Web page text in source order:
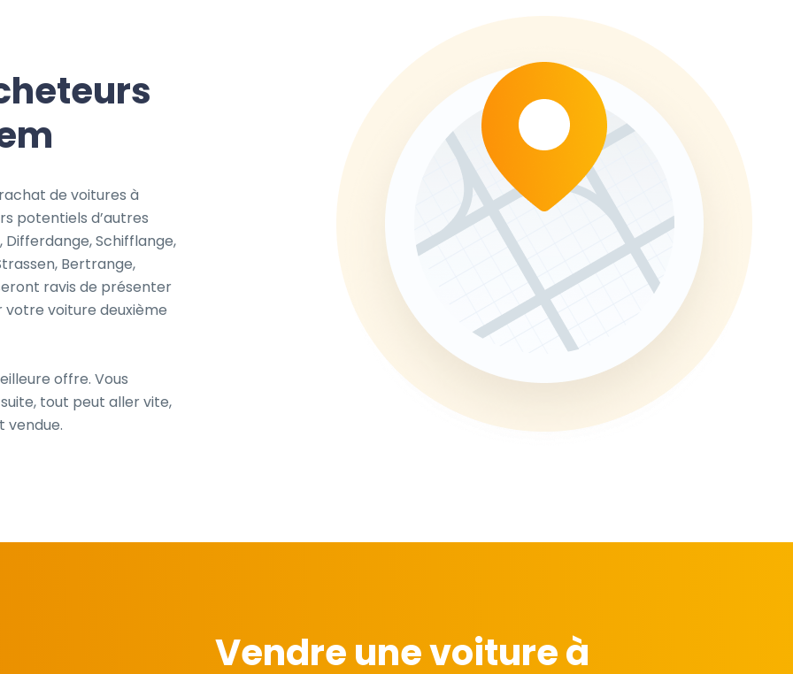
de voitures à
potentiels d’autres
Schifflange,
Bertrange,
ravis de présenter
voiture deuxième
offre. Vous
tout peut aller vite,
vendue.
Vendre une voiture à